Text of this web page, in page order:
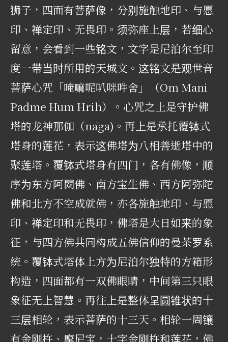
狮子，四面有菩萨像，分别施触地印、与愿
印、禅定印、无畏印。须弥座上层，若细心
留意，会看到一些铭文，文字是尼泊尔至印
度一带当时所用的天城文。这铭文是观世音
菩萨心咒「唵嘛呢叭咪吽舍」（Om Mani
Padme Hum Hrih）。心咒之上是守护佛
塔的龙神那伽（nāga)。再上是承托覆钵式
塔身的莲花，表示这佛塔为八相善逝塔中的
聚莲塔。覆钵式塔身有四门，各有佛像，顺
序为东方阿閦佛、南方宝生佛、西方阿弥陀
佛和北方不空成就佛，亦各施触地印、与愿
印、禅定印和无畏印，佛塔是大日如来的象
征，与四方佛共同构成五佛信仰的曼茶罗系
统。覆钵式塔体上方为尼泊尔独特的方箱形
构造，四面都有一双佛眼睛，中间第三只眼
象征无上智慧。再往上是整体呈圆锥状的十
三层相轮，表示菩萨的十三天。相轮一周镶
有金刚杵、摩尼宝，十字金刚杵和莲花，佛